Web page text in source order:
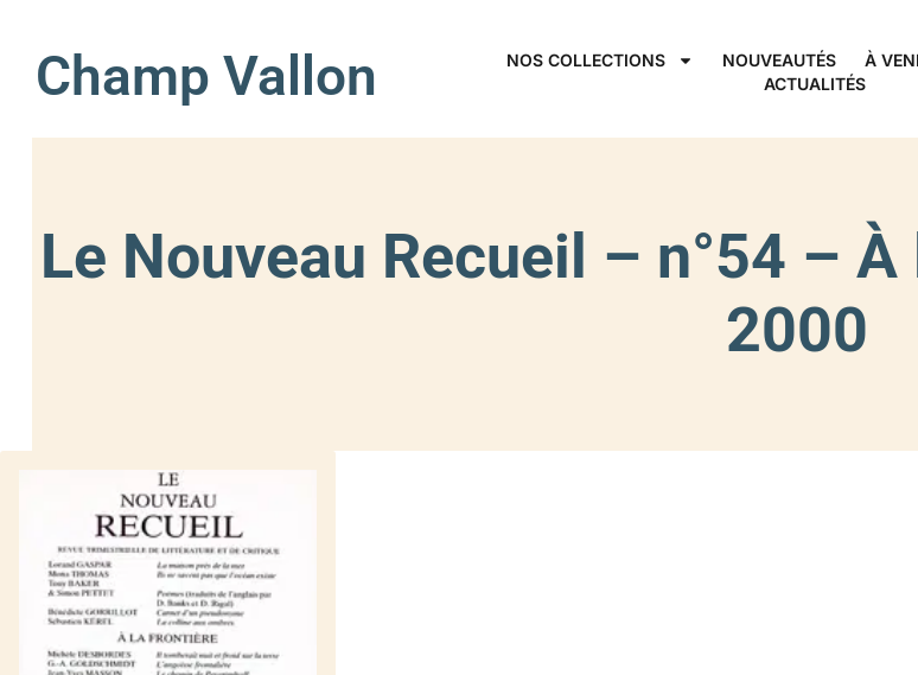
Champ Vallon NOS COLLECTIONS NOUVEAUTÉS À
ACTUALITÉS
Le Nouveau Recueil – n°54 –
2000